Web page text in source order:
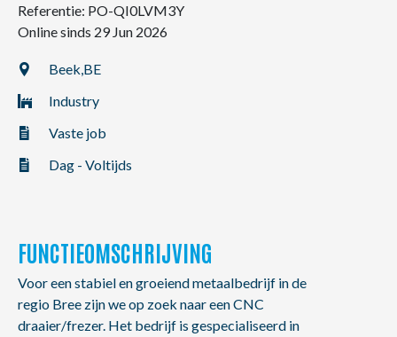
Referentie: PO-QI0LVM3Y
Online sinds 29 Jun 2026
Beek,BE
Industry
Vaste job
Dag - Voltijds
FUNCTIEOMSCHRIJVING
Voor een stabiel en groeiend metaalbedrijf in de
regio Bree zijn we op zoek naar een CNC
draaier/frezer. Het bedrijf is gespecialiseerd in